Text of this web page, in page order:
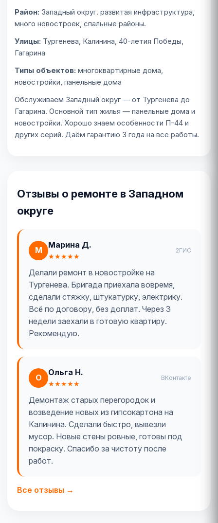
Район: Западный округ. развитая инфраструктура,
много новостроек, спальные районы.
Улицы: Тургенева, Калинина, 40-летия Победы,
Гагарина
Типы объектов: многоквартирные дома,
новостройки, панельные дома
Обслуживаем Западный округ — от Тургенева до
Гагарина. Основной тип жилья — панельные дома и
новостройки. Хорошо знаем особенности П-44 и
других серий. Даём гарантию 3 года на все работы.
Отзывы о ремонте в Западном
округе
М
Марина Д.
★★★★★
2ГИС
Делали ремонт в новостройке на
Тургенева. Бригада приехала вовремя,
сделали стяжку, штукатурку, электрику.
Всё по договору, без доплат. Через 3
недели заехали в готовую квартиру.
Рекомендую.
О
Ольга Н.
★★★★★
ВКонтакте
Демонтаж старых перегородок и
возведение новых из гипсокартона на
Калинина. Сделали быстро, вывезли
мусор. Новые стены ровные, готовы под
покраску. Спасибо за чистоту после
работ.
Все отзывы →